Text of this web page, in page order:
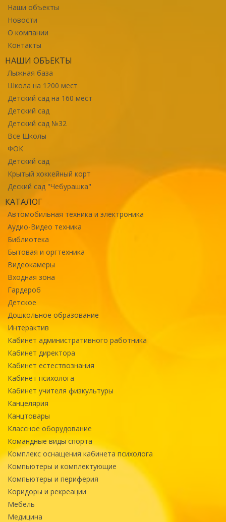
Наши объекты
Новости
О компании
Контакты
НАШИ ОБЪЕКТЫ
Лыжная база
Школа на 1200 мест
Детский сад на 160 мест
Детский сад
Детский сад №32
Все Школы
ФОК
Детский сад
Крытый хоккейный корт
Деский сад "Чебурашка"
КАТАЛОГ
Автомобильная техника и электроника
Аудио-Видео техника
Библиотека
Бытовая и оргтехника
Видеокамеры
Входная зона
Гардероб
Детское
Дошкольное образование
Интерактив
Кабинет административного работника
Кабинет директора
Кабинет естествознания
Кабинет психолога
Кабинет учителя физкультуры
Канцелярия
Канцтовары
Классное оборудование
Командные виды спорта
Комплекс оснащения кабинета психолога
Компьютеры и комплектующие
Компьютеры и периферия
Коридоры и рекреации
Мебель
Медицина